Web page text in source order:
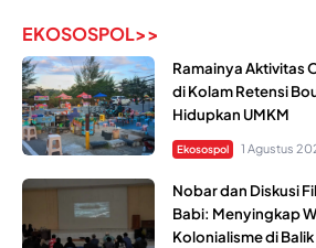
EKOSOSPOL>>
Ramainya Aktivitas
di Kolam Retensi
Hidupkan UMKM
Ekosospol 1 Agustus
Nobar dan Diskusi
Babi: Menyingkap
Kolonialisme di